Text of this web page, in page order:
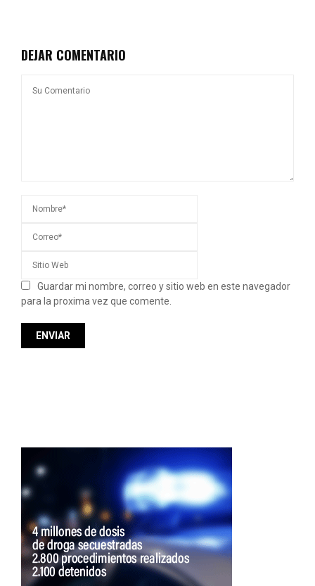
DEJAR COMENTARIO
Guardar mi nombre, correo y sitio web en este navegador
para la proxima vez que comente.